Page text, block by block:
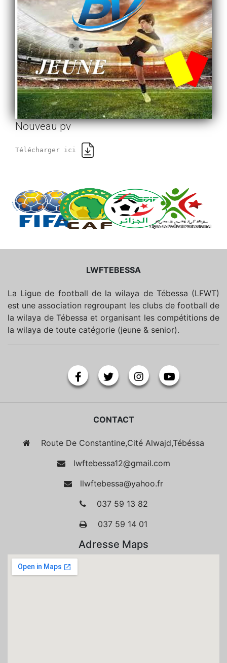
Nouveau pv
Télécharger ici
LWFTEBESSA
La Ligue de football de la wilaya de Tébessa (LFWT)
est une association regroupant les clubs de football de
la wilaya de Tébessa et organisant les compétitions de
la wilaya de toute catégorie (jeune & senior).
CONTACT
Route De Constantine,Cité Alwajd,Tébéssa
lwftebessa12@gmail.com
llwftebessa@yahoo.fr
037 59 13 82
037 59 14 01
Adresse Maps